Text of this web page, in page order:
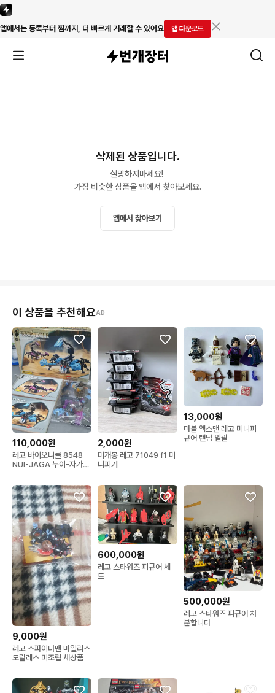
앱에서는 등록부터 찜까지, 더 빠르게 거래할 수 있어요 앱 다운로드
삭제된 상품입니다.
실망하지마세요!
가장 비슷한 상품을 앱에서 찾아보세요.
앱에서 찾아보기
이 상품을 추천해요AD
110,000원
레고 바이오니클 8548
NUI-JAGA 누이-자가
2,000원
미개봉 레고 71049 f1 미
니피겨
13,000원
마블 엑스맨 레고 미니피
규어 랜덤 일괄
9,000원
레고 스파이더맨 마일리스
모랄레스 미조립 새상품
600,000원
레고 스타워즈 피규어 세
트
500,000원
레고 스타워즈 피규어 처
분합니다